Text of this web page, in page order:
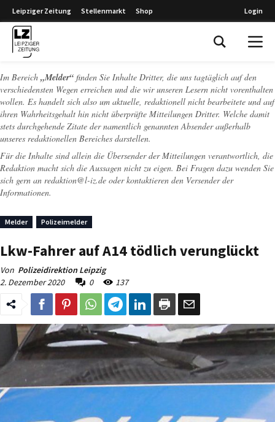
Leipziger Zeitung Stellenmarkt Shop Login
Im Bereich „Melder“ finden Sie Inhalte Dritter, die uns tagtäglich auf den
verschiedensten Wegen erreichen und die wir unseren Lesern nicht vorenthalten
wollen. Es handelt sich also um aktuelle, redaktionell nicht bearbeitete und auf
ihren Wahrheitsgehalt hin nicht überprüfte Mitteilungen Dritter. Welche damit
stets durchgehende Zitate der namentlich genannten Absender außerhalb
unseres redaktionellen Bereiches darstellen.
Für die Inhalte sind allein die Übersender der Mitteilungen verantwortlich, die
Redaktion macht sich die Aussagen nicht zu eigen. Bei Fragen dazu wenden Sie
sich gern an redaktion@l-iz.de oder kontaktieren den Versender der
Informationen.
Melder Polizeimelder
Lkw-Fahrer auf A14 tödlich verunglückt
Von Polizeidirektion Leipzig
2. Dezember 2020
0 137